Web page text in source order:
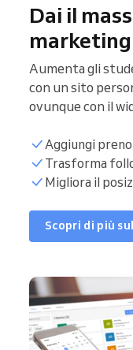
Dai il
Aumenta gli
con un sito
ovunque con il
Aggiungi
Trasforma
Migliora il
Scopri di più